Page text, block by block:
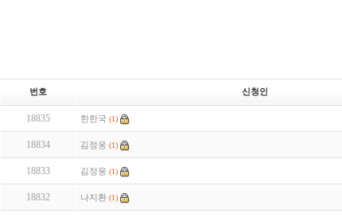
번호 신청인
18835 한한국 (1)
18834 김정웅 (1)
18833 김정웅 (1)
18832 나지환 (1)